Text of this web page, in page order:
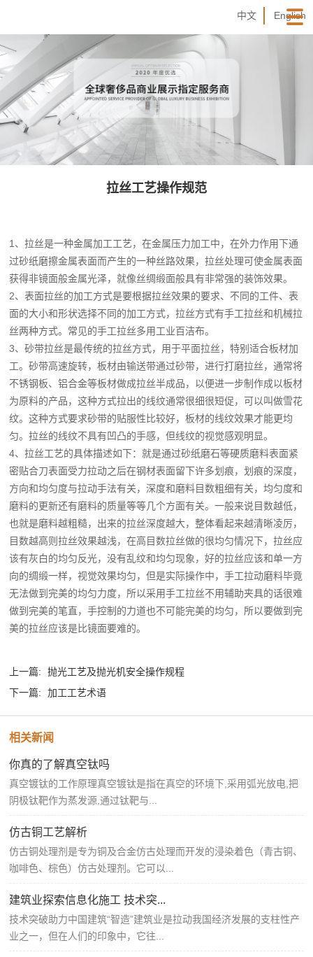
中文 English
拉丝工艺操作规范
1、拉丝是一种金属加工工艺，在金属压力加工中，在外力作用下通
过砂纸磨擦金属表面而产生的一种丝路效果，拉丝处理可使金属表面
获得非镜面般金属光泽，就像丝绸缎面般具有非常强的装饰效果。
2、表面拉丝的加工方式是要根据拉丝效果的要求、不同的工件、表
面的大小和形状选择不同的加工方式，拉丝方式有手工拉丝和机械拉
丝两种方式。常见的手工拉丝多用工业百洁布。
3、砂带拉丝是最传统的拉丝方式，用于平面拉丝，特别适合板材加
工。砂带高速旋转，板材由输送带通过砂带，进行打磨拉丝，通常将
不锈钢板、铝合金等板材做成拉丝半成品，以便进一步制作成以板材
为原料的产品，这种方式拉出的线纹通常很细很短促，可以叫做雪花
纹。这种方式要求砂带的贴服性比较好，板材的线纹效果才能更均
匀。拉丝的线纹不具有凹凸的手感，但线纹的视觉感观明显。
4、拉丝工艺的具体描述如下：就是通过砂纸磨石等硬质磨料表面紧
密贴合刀表面受力拉动之后在钢材表面留下许多划痕，划痕的深度，
方向和均匀度与拉动手法有关，深度和磨料目数粗细有关，均匀度和
磨料的更新还有磨料的质量等等几个方面有关。一般来说目数越低，
也就是磨料越粗糙，出来的拉丝深度越大，整体看起来越清晰凌厉，
目数越高则拉丝效果越浅，在高目数拉丝做的很均匀情况下，拉丝应
该有灰白的均匀反光，没有乱纹和均匀现象，好的拉丝应该和单一方
向的绸缎一样，视觉效果均匀，但是实际操作中，手工拉动磨料毕竟
无法做到完美的均匀力度，所以采用手工拉丝不用辅助夹具的话很难
做到完美的笔直，手控制的力道也不可能完美的均匀，所以要做到完
美的拉丝应该是比镜面要难的。
上一篇:
抛光工艺及抛光机安全操作规程
下一篇:
加工工艺术语
相关新闻
你真的了解真空钛吗
真空镀钛的工作原理真空镀钛是指在真空的环境下,采用弧光放电,把
阴极钛靶作为蒸发源,通过钛靶与...
仿古铜工艺解析
仿古铜处理剂是专为铜及合金仿古处理而开发的浸染着色（青古铜、
咖啡色、棕色）仿古处理剂。它可以...
建筑业探索信息化施工 技术突...
技术突破助力中国建筑“智造”建筑业是拉动我国经济发展的支柱性产
业之一，但在人们的印象中，它往...